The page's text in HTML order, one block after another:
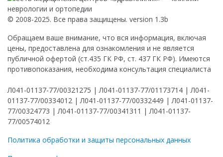
© 2008-2025. Все права защищены. version 1.3b
Обращаем ваше внимание, что вся информация, включая
цены, предоставлена для ознакомления и не является
публичной офертой (ст.435 ГК РФ, ст. 437 ГК РФ). Имеются
противопоказания, необходима консультация специалиста
Л041-01137-77/00321275 | Л041-01137-77/01173714 | Л041-
01137-77/00334012 | Л041-01137-77/00332449 | Л041-01137-
77/00324773 | Л041-01137-77/00341311 | Л041-01137-
77/00574012
Политика обработки и защиты персональных данных